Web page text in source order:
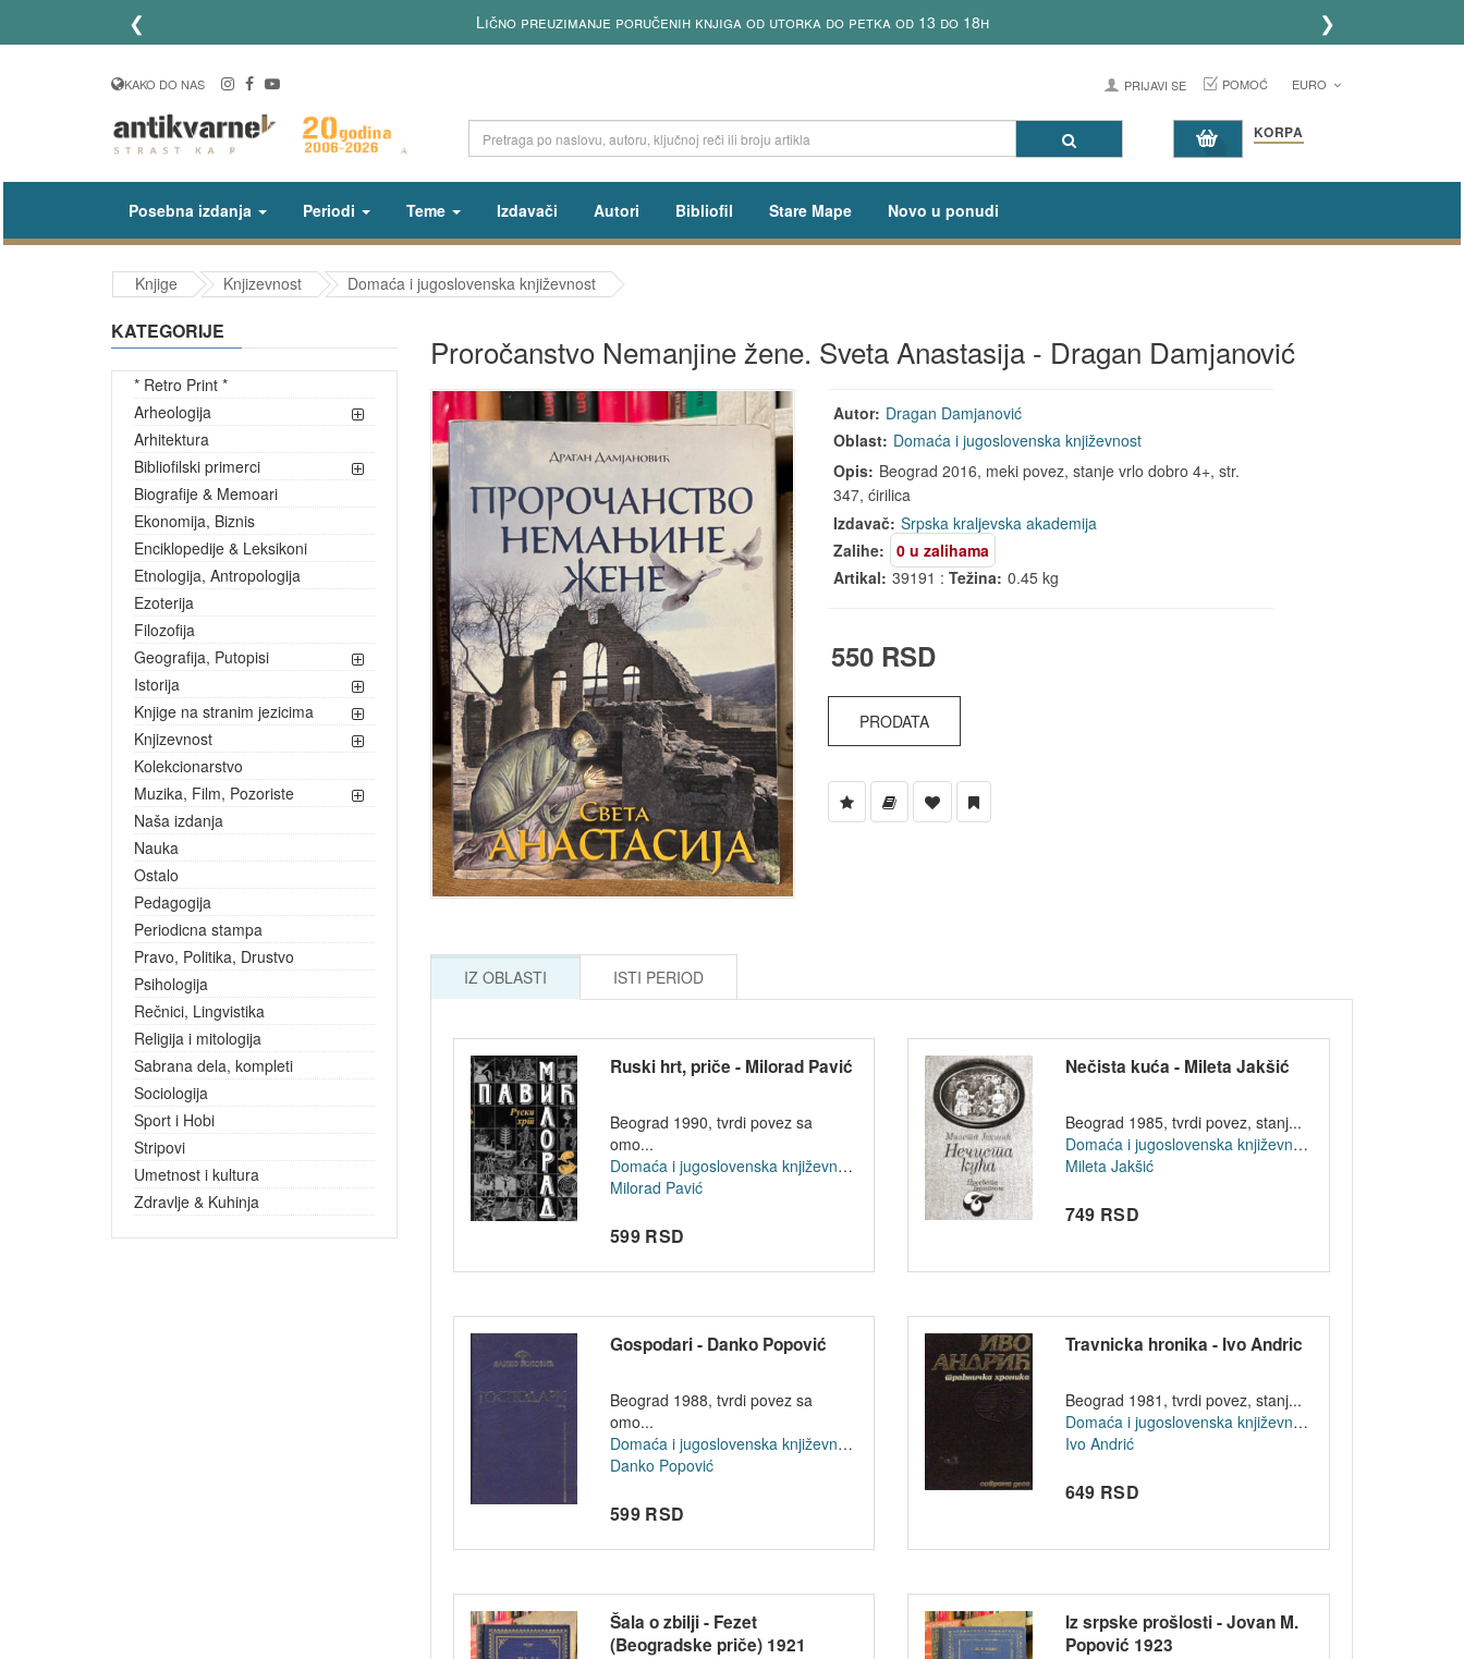
❮ Lično preuzimanje poručenih knjiga od utorka do petka od 13 do 18h ❯
KAKO DO NAS PRIJAVI SE POMOĆ EURO
KORPA
Posebna izdanja Periodi Teme Izdavači Autori Bibliofil Stare Mape Novo u ponudi
Knjige Knjizevnost Domaća i jugoslovenska književnost
KATEGORIJE
* Retro Print *
Arheologija
Arhitektura
Bibliofilski primerci
Biografije & Memoari
Ekonomija, Biznis
Enciklopedije & Leksikoni
Etnologija, Antropologija
Ezoterija
Filozofija
Geografija, Putopisi
Istorija
Knjige na stranim jezicima
Knjizevnost
Kolekcionarstvo
Muzika, Film, Pozoriste
Naša izdanja
Nauka
Ostalo
Pedagogija
Periodicna stampa
Pravo, Politika, Drustvo
Psihologija
Rečnici, Lingvistika
Religija i mitologija
Sabrana dela, kompleti
Sociologija
Sport i Hobi
Stripovi
Umetnost i kultura
Zdravlje & Kuhinja
Proročanstvo Nemanjine žene. Sveta Anastasija - Dragan Damjanović
Autor: Dragan Damjanović
Oblast: Domaća i jugoslovenska književnost
Opis: Beograd 2016, meki povez, stanje vrlo dobro 4+, str.
347, ćirilica
Izdavač: Srpska kraljevska akademija
Zalihe:
0 u zalihama
Artikal: 39191 :Težina: 0.45 kg
550 RSD
PRODATA
IZ OBLASTI ISTI PERIOD
Ruski hrt, priče - Milorad Pavić
Beograd 1990, tvrdi povez sa
omo...
Domaća i jugoslovenska književnost
Milorad Pavić
599 RSD
Nečista kuća - Mileta Jakšić
Beograd 1985, tvrdi povez, stanj...
Domaća i jugoslovenska književnost
Mileta Jakšić
749 RSD
Gospodari - Danko Popović
Beograd 1988, tvrdi povez sa
omo...
Domaća i jugoslovenska književnost
Danko Popović
599 RSD
Travnicka hronika - Ivo Andric
Beograd 1981, tvrdi povez, stanj...
Domaća i jugoslovenska književnost
Ivo Andrić
649 RSD
Šala o zbilji - Fezet
(Beogradske priče) 1921
Iz srpske prošlosti - Jovan M.
Popović 1923